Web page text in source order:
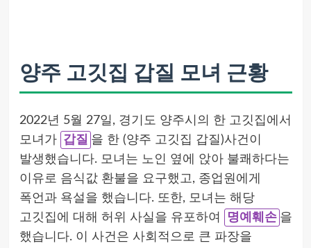
양주 고깃집 갑질 모녀 근황
2022년 5월 27일, 경기도 양주시의 한 고깃집에서
모녀가 갑질 을 한 (양주 고깃집 갑질)사건이
발생했습니다. 모녀는 노인 옆에 앉아 불쾌하다는
이유로 음식값 환불을 요구했고, 종업원에게
폭언과 욕설을 했습니다. 또한, 모녀는 해당
고깃집에 대해 허위 사실을 유포하여
명예훼손 을
했습니다. 이 사건은 사회적으로 큰 파장을